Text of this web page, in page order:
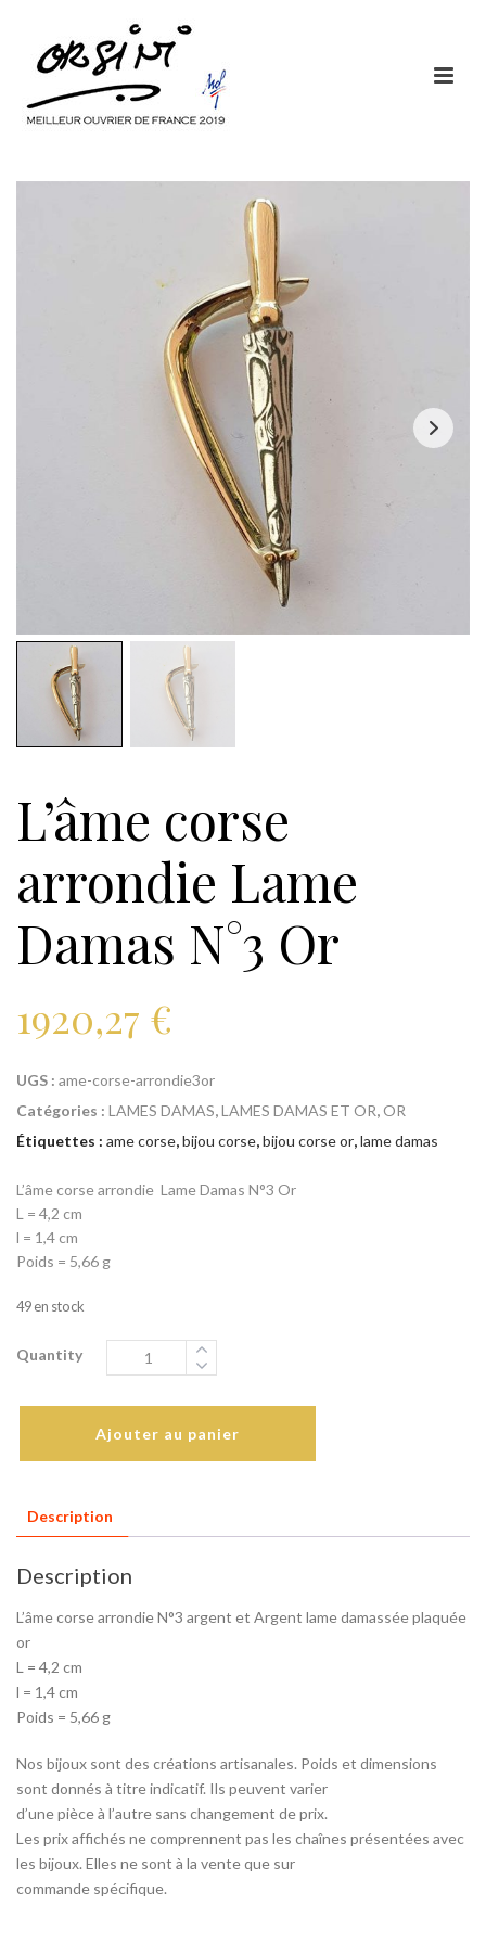
L’âme corse
arrondie Lame
Damas N°3 Or
1920,27 €
UGS : ame-corse-arrondie3or
Catégories : LAMES DAMAS,LAMES DAMAS ET OR, OR
Étiquettes : ame corse,bijou corse,bijou corse or,lame damas
L’âme corse arrondie Lame Damas N°3 Or
L = 4,2 cm
l = 1,4 cm
Poids = 5,66 g
49 en stock
Quantity
Ajouter au panier
Description
Description
L’âme corse arrondie N°3 argent et Argent lame damassée plaquée
or
L = 4,2 cm
l = 1,4 cm
Poids = 5,66 g
Nos bijoux sont des créations artisanales. Poids et dimensions
sont donnés à titre indicatif. Ils peuvent varier
d’une pièce à l’autre sans changement de prix.
Les prix affichés ne comprennent pas les chaînes présentées avec
les bijoux. Elles ne sont à la vente que sur
commande spécifique.